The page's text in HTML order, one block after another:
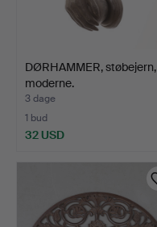
DØRHAMMER, støbejern,
moderne.
3 dage
1 bud
32 USD